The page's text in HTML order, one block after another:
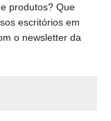
produtos? Que
escritórios em
o newsletter da